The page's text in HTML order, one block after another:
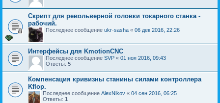
Скрипт для револьверной головки токарного станка -
рабочий.
Последнее сообщение ukr-sasha « 06 дек 2016, 22:26
Интерфейсы для KmotionCNC
Последнее сообщение SVP « 01 ноя 2016, 09:43
Ответы: 5
Компенсация кривизны станины силами контроллера
Kflop.
Последнее сообщение AlexNikov « 04 сен 2016, 06:25
Ответы: 1